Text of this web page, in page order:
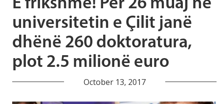
E frikshme! Për 26 muaj në
universitetin e Çilit janë
dhënë 260 doktoratura,
plot 2.5 milionë euro
October 13, 2017